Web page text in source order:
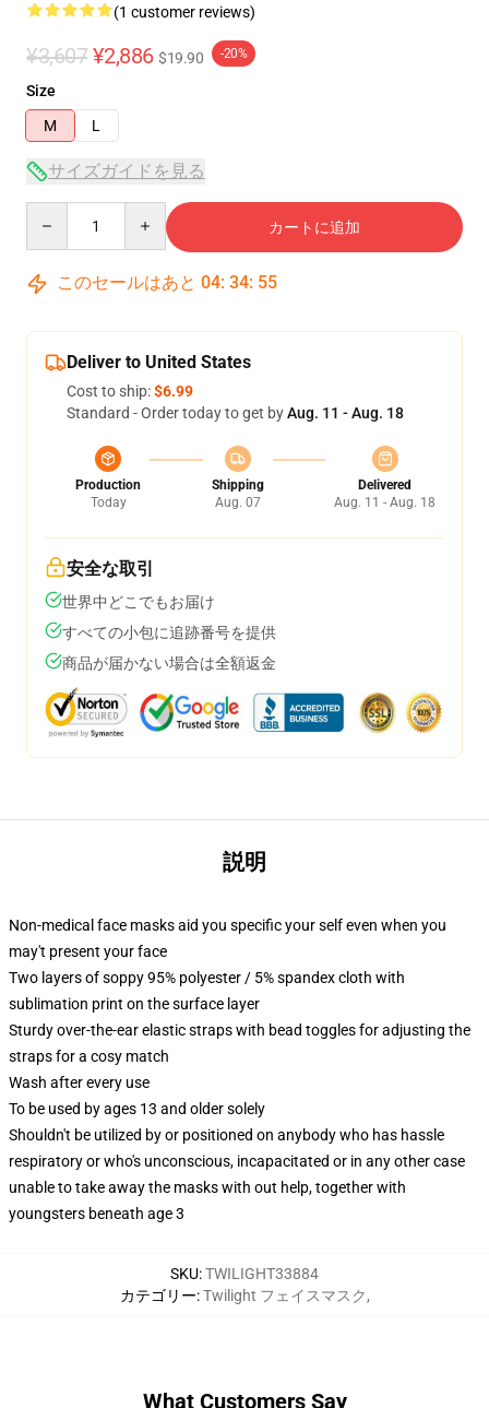
(1 customer reviews)
¥3,607 ¥2,886 $19.90 -20%
Size
M
L
サイズガイドを見る
カートに追加
このセールはあと 04: 34: 54
Deliver to United States
Cost to ship:$6.99
Standard - Order today to get byAug. 11 - Aug. 18
Production
Today
Shipping
Aug. 07
Delivered
Aug. 11 - Aug. 18
安全な取引
世界中どこでもお届け
すべての小包に追跡番号を提供
商品が届かない場合は全額返金
説明
Non-medical face masks aid you specific your self even when you
may't present your face
Two layers of soppy 95% polyester / 5% spandex cloth with
sublimation print on the surface layer
Sturdy over-the-ear elastic straps with bead toggles for adjusting the
straps for a cosy match
Wash after every use
To be used by ages 13 and older solely
Shouldn't be utilized by or positioned on anybody who has hassle
respiratory or who's unconscious, incapacitated or in any other case
unable to take away the masks with out help, together with
youngsters beneath age 3
SKU:TWILIGHT33884
カテゴリー:Twilight フェイスマスク,
What Customers Say